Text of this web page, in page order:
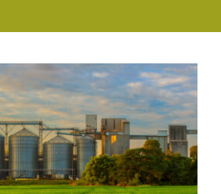
SERVIZI
FORMAZIONE
NEWS
EVENTI NOVITÀ